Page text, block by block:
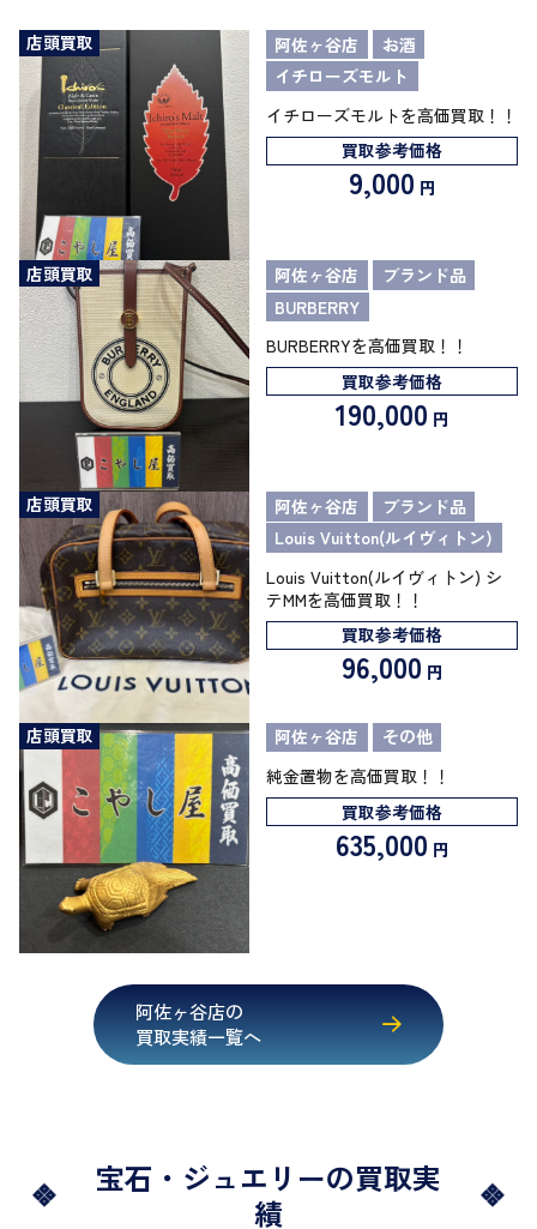
店頭買取 阿佐ヶ谷店
お酒
イチローズモルト
イチローズモルトを高価買取！！
買取参考価格
9,000 円
店頭買取 阿佐ヶ谷店
ブランド品
BURBERRY
BURBERRYを高価買取！！
買取参考価格
190,000 円
店頭買取 阿佐ヶ谷店
ブランド品
Louis Vuitton(ルイヴィトン)
Louis Vuitton(ルイヴィトン) シ
テMMを高価買取！！
買取参考価格
96,000 円
店頭買取 阿佐ヶ谷店
その他
純金置物を高価買取！！
買取参考価格
635,000 円
阿佐ヶ谷店の
買取実績一覧へ
宝石・ジュエリーの買取実
績